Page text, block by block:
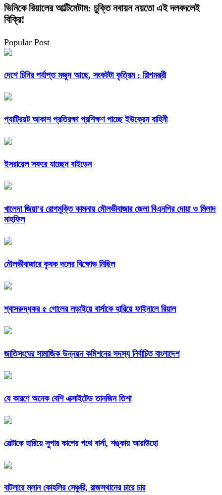
ভিনিকে রিয়ালের আল্টিমেটাম: চুক্তি নবায়ন নয়তো এই দলবদলেই
বিক্রি!
Popular Post
দেশে চিনির পর্যাপ্ত মজুদ আছে, সংকটটা কৃত্রিম : শিল্পমন্ত্রী
প্যাট্রিয়ট আকাশ প্রতিরক্ষা প্রশিক্ষণ পাচ্ছে ইউক্রেন বাহিনী
ইসরায়েল সফরে যাচ্ছেন বাইডেন
খালেদা জিয়া’র রোগমুক্তি কামনায় মৌলভীবাজার জেলা বিএনপির দোয়া ও মিলাদ
মাহফিল
মৌলভীবাজারে কৃষক দলের বিক্ষোভ মিছিল
শ্বাসরুদ্ধকর ৫ গোলের লড়াইয়ে বার্সাকে হারিয়ে ফাইনালে রিয়াল
জাতিসংঘের সামাজিক উন্নয়ন কমিশনের সদস্য নির্বাচিত বাংলাদেশ
যে কারণে অনেক বেশি এক্সাইটেড তানজিন তিশা
সেল্টাকে হারিয়ে সুপার কাপের পথে বার্সা, শঙ্কায় আরাউহো
বাটলারে ম্লান কোহলির সেঞ্চুরি, রাজস্থানের চারে চার